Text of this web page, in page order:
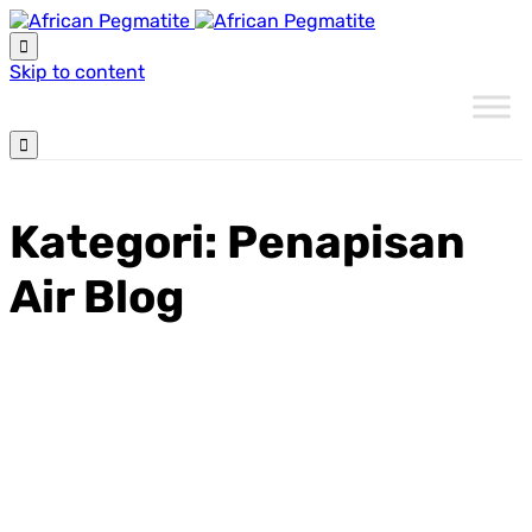

Skip to content

Kategori: Penapisan
Air Blog